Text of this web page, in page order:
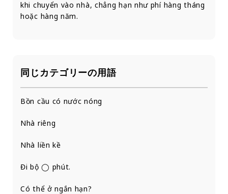
khi chuyển vào nhà, chẳng hạn như phí hàng tháng
hoặc hàng năm.
同じカテゴリーの用語
Bồn cầu có nước nóng
Nhà riêng
Nhà liền kề
Đi bộ ◯ phút.
Có thể ở ngắn hạn?